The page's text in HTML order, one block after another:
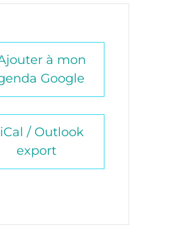
à mon
Google
/ Outlook
export